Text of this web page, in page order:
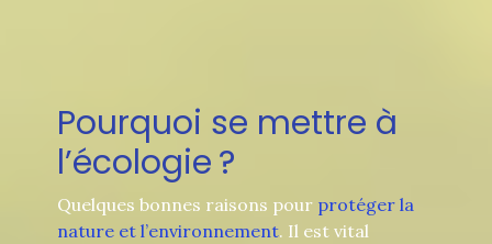
Pourquoi se mettre à
l’écologie ?
Quelques bonnes raisons pour protéger la
nature et l’environnement. Il est vital